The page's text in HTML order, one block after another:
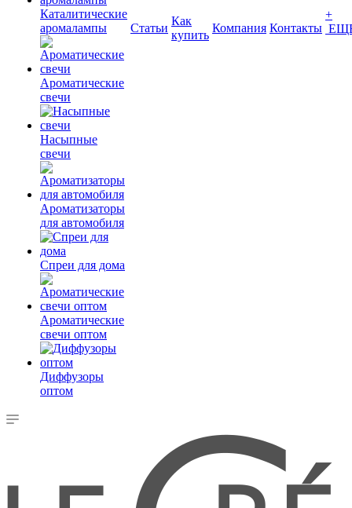
Каталитические
аромалампы
Ароматические
свечи
Насыпные
свечи
Ароматизаторы
для автомобиля
Спреи для дома
Ароматические
свечи оптом
Диффузоры
оптом
Статьи
Как
купить
Компания Контакты
+